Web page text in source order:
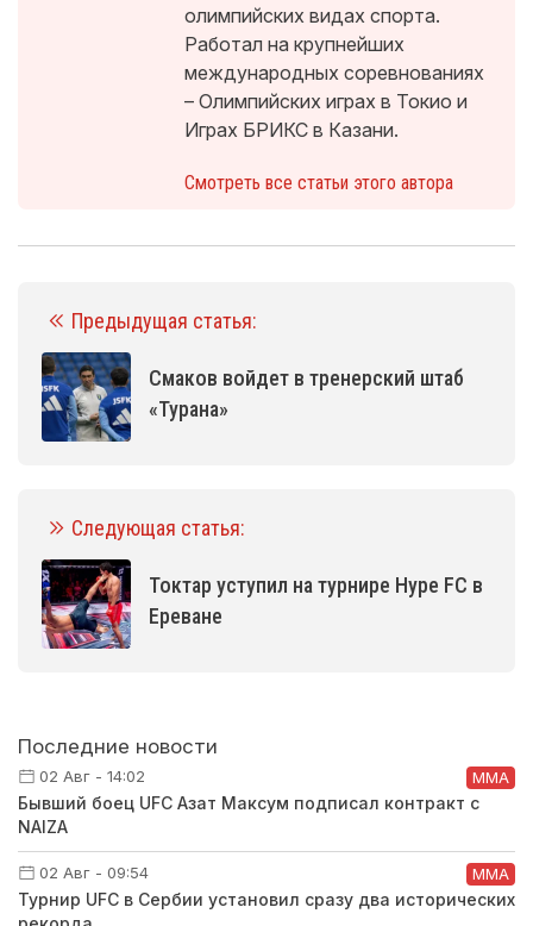
олимпийских видах спорта.
Работал на крупнейших
международных соревнованиях
– Олимпийских играх в Токио и
Играх БРИКС в Казани.
Смотреть все статьи этого автора
Предыдущая статья:
Смаков войдет в тренерский штаб
«Турана»
Следующая статья:
Токтар уступил на турнире Hype FC в
Ереване
Последние новости
02 Авг - 14:02 ММА
Бывший боец UFC Азат Максум подписал контракт с
NAIZA
02 Авг - 09:54 ММА
Турнир UFC в Сербии установил сразу два исторических